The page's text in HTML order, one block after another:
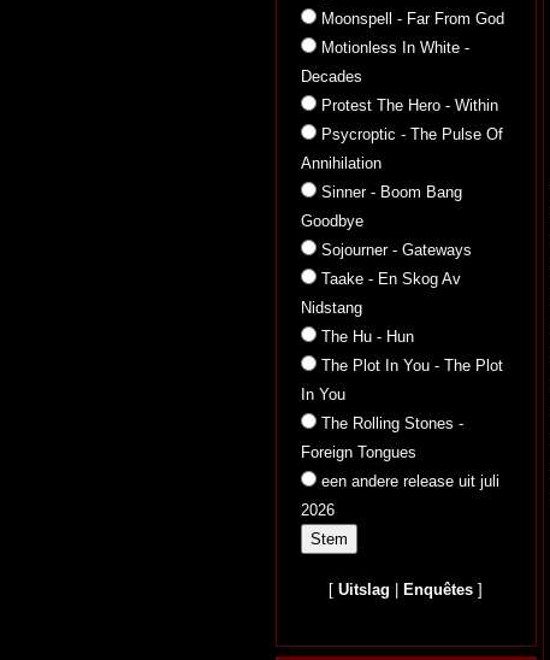
Moonspell - Far From God
Motionless In White -
Decades
Protest The Hero - Within
Psycroptic - The Pulse Of
Annihilation
Sinner - Boom Bang
Goodbye
Sojourner - Gateways
Taake - En Skog Av
Nidstang
The Hu - Hun
The Plot In You - The Plot
In You
The Rolling Stones -
Foreign Tongues
een andere release uit juli
2026
[Uitslag Enquêtes ]